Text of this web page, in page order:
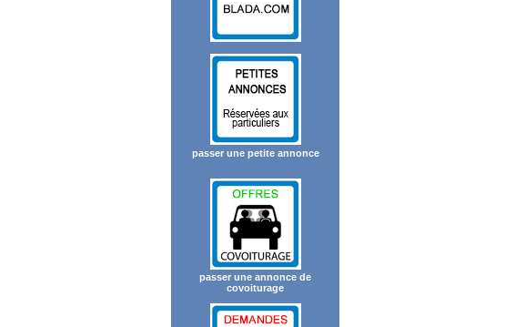
passer une petite annonce
passer une annonce de
covoiturage